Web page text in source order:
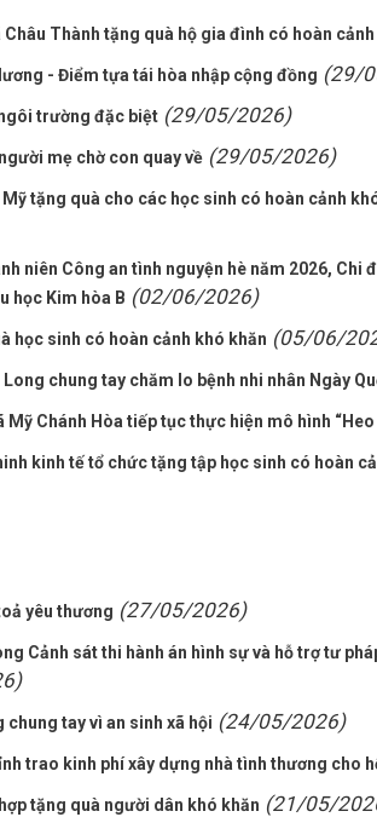
Châu Thành tặng quà hộ gia đình có hoàn
- Điểm tựa tái hòa nhập cộng đồng (29/
trường đặc biệt (29/05/2026)
mẹ chờ con quay về (29/05/2026)
tặng quà cho các học sinh có hoàn cảnh
niên Công an tình nguyện hè năm 2026,
học Kim hòa B (02/06/2026)
học sinh có hoàn cảnh khó khăn (05/06/
chung tay chăm lo bệnh nhi nhân Ngày
Mỹ Chánh Hòa tiếp tục thực hiện mô hình
kinh tế tổ chức tặng tập học sinh có hoàn
yêu thương (27/05/2026)
Cảnh sát thi hành án hình sự và hỗ trợ tư
chung tay vì an sinh xã hội (24/05/2026)
trao kinh phí xây dựng nhà tình thương cho
tặng quà người dân khó khăn (21/05/